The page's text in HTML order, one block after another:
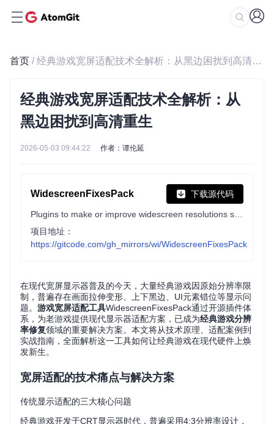
首页 / 经典游戏宽屏适配技术全解析：从黑边困扰到高清重生
经典游戏宽屏适配技术全解析：从
黑边困扰到高清重生
2026-05-03 09:44:22 作者：谭伦延
WidescreenFixesPack 下载源代码
项目地址：
https://gitcode.com/gh_mirrors/wi/WidescreenFixesPack
在现代宽屏显示器普及的今天，大量经典游戏因原始分辨率限
制，普遍存在画面拉伸变形、上下黑边、UI元素错位等显示问
题。 游戏宽屏适配工具WidescreenFixesPack通过开源插件体
系，为老游戏提供现代显示器适配方案，已成为经典游戏分辨
率修复领域的重要解决方案。本文将从技术原理、适配案例到
实战指南，全面解析这一工具如何让经典游戏在现代硬件上焕
发新生。
宽屏适配的技术痛点与解决方案
传统显示适配的三大核心问题
经典游戏开发于CRT显示器时代，普遍采用4:3分辨率设计，